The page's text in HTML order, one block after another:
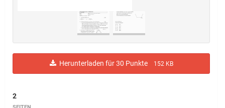
Herunterladen für 30 Punkte 152 KB
2